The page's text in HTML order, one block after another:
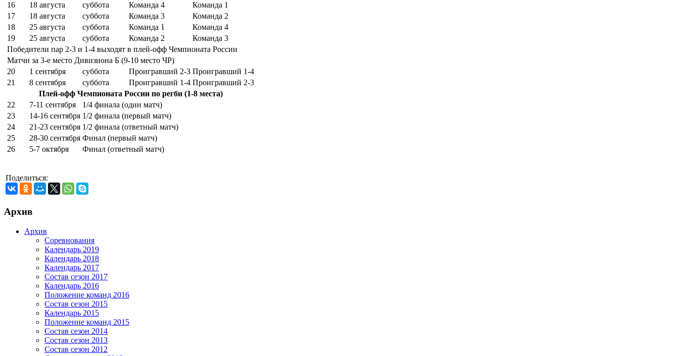
16
18 августа суббота Команда 4
Команда 1
17
18 августа суббота Команда 3
Команда 2
18
25 августа суббота Команда 1
Команда 4
19
25 августа суббота Команда 2
Команда 3
Победители пар 2-3 и 1-4 выходят в плей-офф Чемпионата России
Матчи за 3-е место Дивизиона Б (9-10 место ЧР)
20
1 сентября суббота Проигравший 2-3 Проигравший 1-4
21
8 сентября суббота Проигравший 1-4 Проигравший 2-3
Плей-офф Чемпионата России по регби (1-8 места)
22
7-11 сентября
1/4 финала (один матч)
23
14-16 сентября 1/2 финала (первый матч)
24
21-23 сентября 1/2 финала (ответный матч)
25
28-30 сентября Финал (первый матч)
26
5-7 октября Финал (ответный матч)
Поделиться:
Архив
Архив
Соревнования
Календарь 2019
Календарь 2018
Календарь 2017
Состав сезон 2017
Календарь 2016
Положение команд 2016
Состав сезон 2015
Календарь 2015
Положение команд 2015
Состав сезон 2014
Состав сезон 2013
Состав сезон 2012